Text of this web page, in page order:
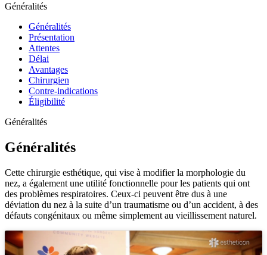
Généralités
Généralités
Présentation
Attentes
Délai
Avantages
Chirurgien
Contre-indications
Éligibilité
Généralités
Généralités
Cette chirurgie esthétique, qui vise à modifier la morphologie du
nez, a également une utilité fonctionnelle pour les patients qui ont
des problèmes respiratoires. Ceux-ci peuvent être dus à une
déviation du nez à la suite d’un traumatisme ou d’un accident, à des
défauts congénitaux ou même simplement au vieillissement naturel.